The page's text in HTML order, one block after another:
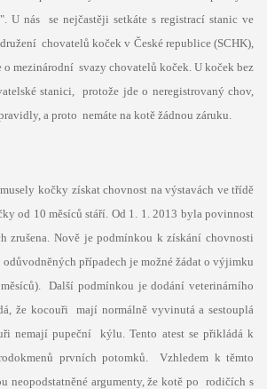
U nás se nejčastěji setkáte s registrací stanic ve
chovatelů koček v České republice (SCHK),
o mezinárodní svazy chovatelů koček. U koček bez
stanici, protože jde o neregistrovaný chov,
a proto nemáte na kotě žádnou záruku.
kočky získat chovnost na výstavách ve třídě
od 10 měsíců stáří. Od 1. 1. 2013 byla povinnost
zrušena. Nově je podmínkou k získání chovnosti
případech je možné žádat o výjimku
Další podmínkou je dodání veterinárního
že kocouři mají normálně vyvinutá a sestouplá
nemají pupeční kýlu. Tento atest se přikládá k
prvních potomků. Vzhledem k těmto
neopodstatněné argumenty, že kotě po rodičích s